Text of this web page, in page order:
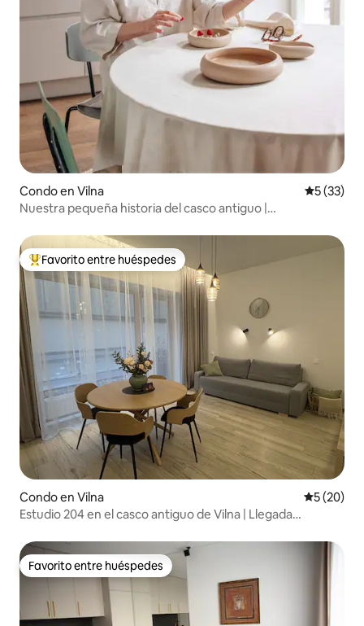
Condo en Vilna
5 (33)
Nuestra pequeña historia del casco antiguo |
Favorito entre huéspedes preferido
Favorito entre huéspedes
Condo en Vilna
5 (20)
Estudio 204 en el casco antiguo de Vilna | Llegada
Favorito entre huéspedes
Favorito entre huéspedes